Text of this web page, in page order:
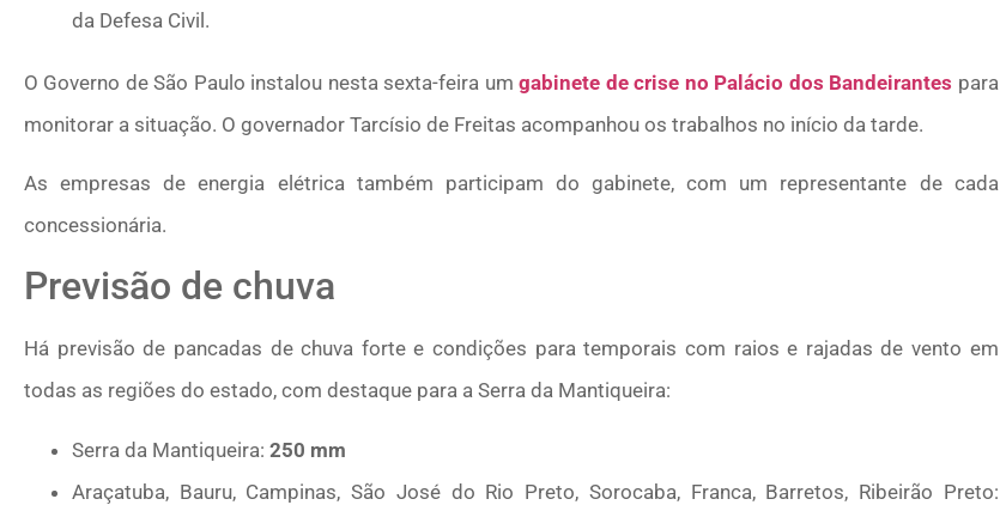
da Defesa Civil.
O Governo de São Paulo instalou nesta sexta-feira umgabinete de crise no Palácio dos Bandeirantes para
monitorar a situação. O governador Tarcísio de Freitas acompanhou os trabalhos no início da tarde.
As empresas de energia elétrica também participam do gabinete, com um representante de cada
concessionária.
Previsão de chuva
Há previsão de pancadas de chuva forte e condições para temporais com raios e rajadas de vento em
todas as regiões do estado, com destaque para a Serra da Mantiqueira:
Serra da Mantiqueira: 250 mm
Araçatuba, Bauru, Campinas, São José do Rio Preto, Sorocaba, Franca, Barretos, Ribeirão Preto: